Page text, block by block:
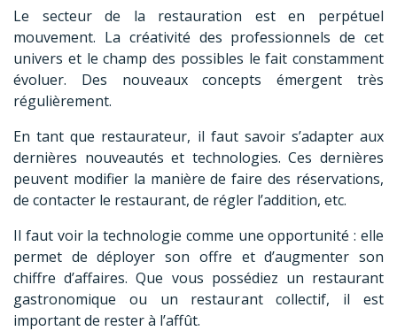
Le secteur de la restauration est en perpétuel
mouvement. La créativité des professionnels de cet
univers et le champ des possibles le fait constamment
évoluer. Des nouveaux concepts émergent très
régulièrement.
En tant que restaurateur, il faut savoir s’adapter aux
dernières nouveautés et technologies. Ces dernières
peuvent modifier la manière de faire des réservations,
de contacter le restaurant, de régler l’addition, etc.
Il faut voir la technologie comme une opportunité : elle
permet de déployer son offre et d’augmenter son
chiffre d’affaires. Que vous possédiez un restaurant
gastronomique ou un restaurant collectif, il est
important de rester à l’affût.